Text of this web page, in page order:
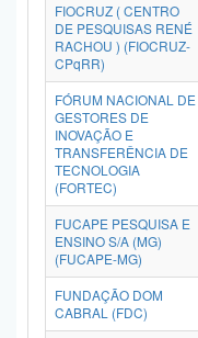
FIOCRUZ ( CENTRO
DE PESQUISAS RENÉ
RACHOU ) (FIOCRUZ-
CPqRR)
FÓRUM NACIONAL DE
GESTORES DE
INOVAÇÃO E
TRANSFERÊNCIA DE
TECNOLOGIA
(FORTEC)
FUCAPE PESQUISA E
ENSINO S/A (MG)
(FUCAPE-MG)
FUNDAÇÃO DOM
CABRAL (FDC)